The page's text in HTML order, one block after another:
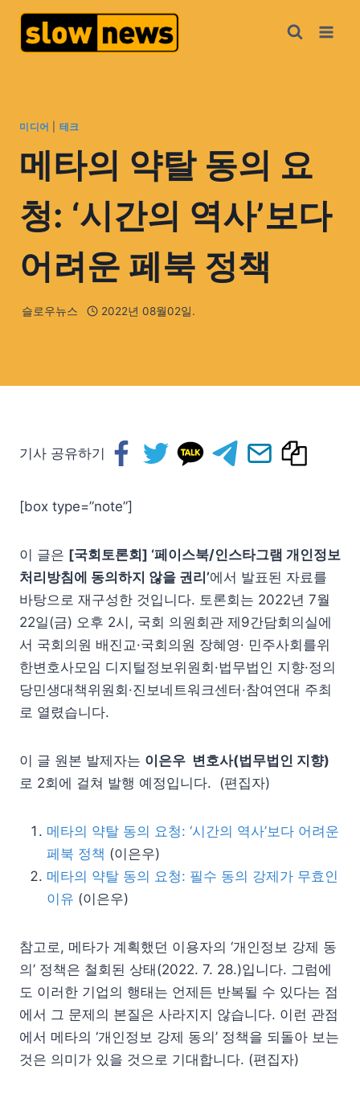
미디어 테크
메타의 약탈 동의 요
청: ‘시간의 역사’보다
어려운 페북 정책
슬로우뉴스 2022년 08월02일.
기사 공유하기
[box type=”note”]
이 글은 [국회토론회] ‘페이스북/인스타그램 개인정보
처리방침에 동의하지 않을 권리’에서 발표된 자료를
바탕으로 재구성한 것입니다. 토론회는 2022년 7월
22일(금) 오후 2시, 국회 의원회관 제9간담회의실에
서 국회의원 배진교·국회의원 장혜영· 민주사회를위
한변호사모임 디지털정보위원회·법무법인 지향·정의
당민생대책위원회·진보네트워크센터·참여연대 주최
로 열렸습니다.
이 글 원본 발제자는 이은우 변호사(법무법인 지향)
로 2회에 걸쳐 발행 예정입니다. (편집자)
메타의 약탈 동의 요청: ‘시간의 역사’보다 어려운
페북 정책 (이은우)
메타의 약탈 동의 요청: 필수 동의 강제가 무효인
이유 (이은우)
참고로, 메타가 계획했던 이용자의 ‘개인정보 강제 동
의’ 정책은 철회된 상태(2022. 7. 28.)입니다. 그럼에
도 이러한 기업의 행태는 언제든 반복될 수 있다는 점
에서 그 문제의 본질은 사라지지 않습니다. 이런 관점
에서 메타의 ‘개인정보 강제 동의’ 정책을 되돌아 보는
것은 의미가 있을 것으로 기대합니다. (편집자)